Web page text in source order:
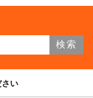
検索
い